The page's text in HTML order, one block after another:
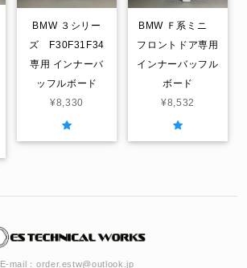
BMW ３シリー
ズ F30F31F34
専用 インナーバ
ッフルボード
¥8,330
BMW Ｆ系ミニ
フロントドア専用
インナーバッフル
ボード
¥8,532
E-mail：order.estw@outlook.jp